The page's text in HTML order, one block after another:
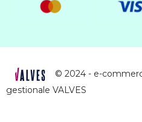
© 2024 - e-
gestionale VALVES